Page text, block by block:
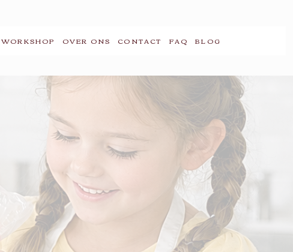
WORKSHOP OVER ONS CONTACT FAQ BLOG